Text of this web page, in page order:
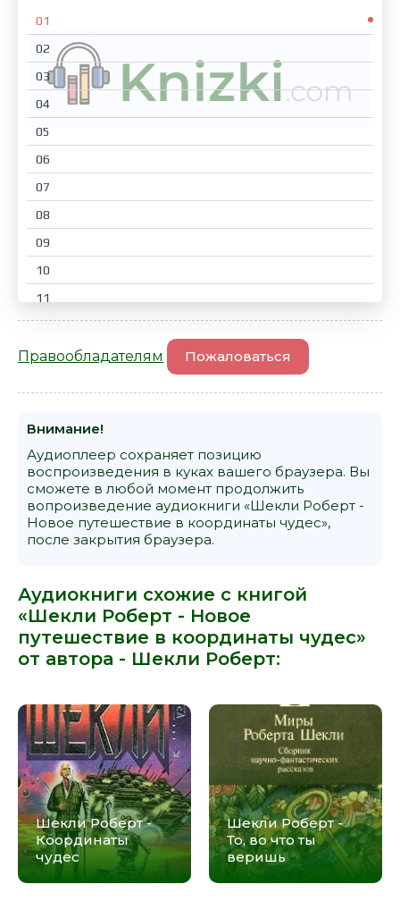
01
02
03
04
05
06
07
08
09
10
11
12
13
16
17
18
19
20
22
24
26
27
28
29
30
31
Правообладателям Пожаловаться
Внимание!
Аудиоплеер сохраняет позицию
воспроизведения в куках вашего браузера. Вы
сможете в любой момент продолжить
вопроизведение аудиокниги «Шекли Роберт -
Новое путешествие в координаты чудес»,
после закрытия браузера.
Аудиокниги схожие с книгой
«Шекли Роберт - Новое
путешествие в координаты чудес»
от автора - Шекли Роберт:
Шекли Роберт -
Координаты
чудес
Шекли Роберт -
То, во что ты
веришь